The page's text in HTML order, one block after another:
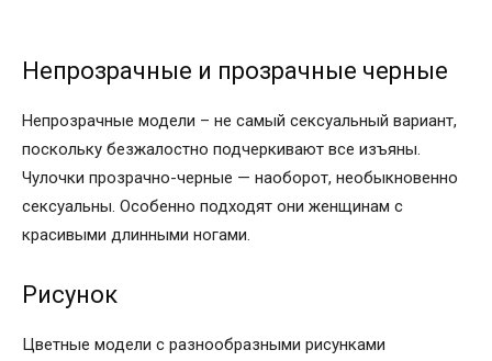
Непрозрачные и прозрачные черные
Непрозрачные модели – не самый сексуальный вариант,
поскольку безжалостно подчеркивают все изъяны.
Чулочки прозрачно-черные — наоборот, необыкновенно
сексуальны. Особенно подходят они женщинам с
красивыми длинными ногами.
Рисунок
Цветные модели с разнообразными рисунками